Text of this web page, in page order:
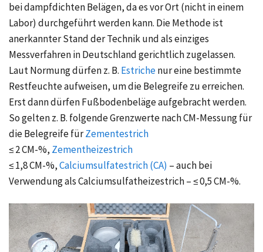
bei dampfdichten Belägen, da es vor Ort (nicht in einem
Labor) durchgeführt werden kann. Die Methode ist
anerkannter Stand der Technik und als einziges
Messverfahren in Deutschland gerichtlich zugelassen.
Laut Normung dürfenz. B. Estrichenur eine bestimmte
Restfeuchte aufweisen, um die Belegreife zu erreichen.
Erst dann dürfen Fußbodenbeläge aufgebracht werden.
So geltenz. B. folgende Grenzwerte nach CM-Messung für
die Belegreife fürZementestrich
≤ 2 CM-%, Zementheizestrich
≤ 1,8 CM-%,Calciumsulfatestrich (CA) – auch bei
Verwendung als Calciumsulfatheizestrich –≤ 0,5 CM-%.